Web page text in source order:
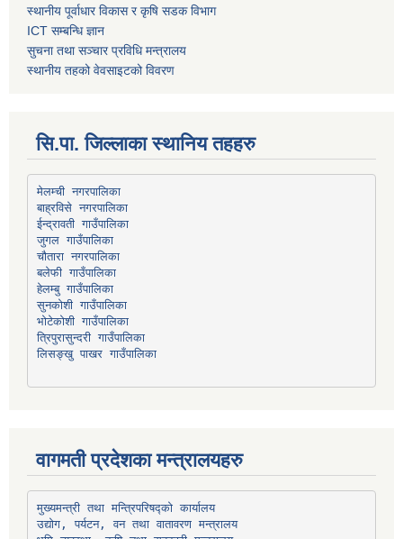
स्थानीय पूर्वाधार विकास र कृषि सडक विभाग
ICT सम्बन्धि ज्ञान
सुचना तथा सञ्चार प्रविधि मन्त्रालय
स्थानीय तहको वेवसाइटको विवरण
सि.पा. जिल्लाका स्थानिय तहहरु
मेलम्ची नगरपालिका
बाह्रविसे नगरपालिका
ईन्द्रावती गाउँपालिका
जुगल गाउँपालिका
चौतारा नगरपालिका
बलेफी गाउँपालिका
हेलम्बु गाउँपालिका
सुनकोशी गाउँपालिका
भोटेकोशी गाउँपालिका
त्रिपुरासुन्दरी गाउँपालिका
लिसङ्खु पाखर गाउँपालिका
वागमती प्रदेशका मन्त्रालयहरु
मुख्यमन्त्री तथा मन्त्रिपरिषद्को कार्यालय
उद्योग, पर्यटन, वन तथा वातावरण मन्त्रालय